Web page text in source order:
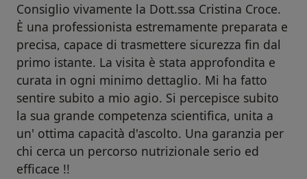
Consiglio vivamente la Dott.ssa Cristina Croce.
È una professionista estremamente preparata e
precisa, capace di trasmettere sicurezza fin dal
primo istante. La visita è stata approfondita e
curata in ogni minimo dettaglio. Mi ha fatto
sentire subito a mio agio. Si percepisce subito
la sua grande competenza scientifica, unita a
un' ottima capacità d'ascolto. Una garanzia per
chi cerca un percorso nutrizionale serio ed
efficace !!